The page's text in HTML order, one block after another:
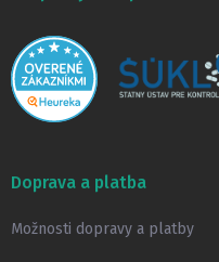
Doprava a platba
Možnosti dopravy a platby